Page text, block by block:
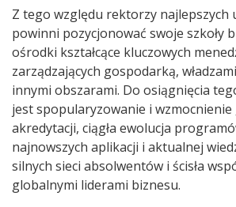
Z tego względu rektorzy najlepszych
powinni pozycjonować swoje szkoły
ośrodki kształcące kluczowych
zarządzających gospodarką,
innymi obszarami. Do osiągnięcia
jest spopularyzowanie i
akredytacji, ciągła ewolucja
najnowszych aplikacji i aktualnej
silnych sieci absolwentów i ścisła
globalnymi liderami biznesu.